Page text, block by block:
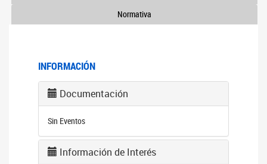
Normativa
INFORMACIÓN
Documentación
Sin Eventos
Información de Interés